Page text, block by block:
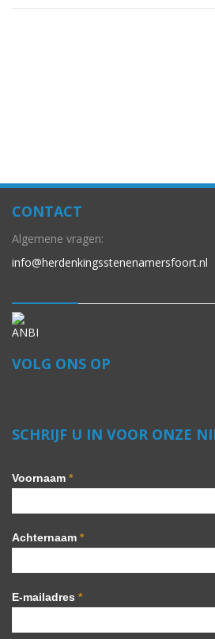
CONTACT
Algemene vragen:
info@herdenkingsstenenamersfoort.nl
VOLG ONS OP
SCHRIJF U IN VOOR ONZE
Voornaam *
Achternaam *
E-mailadres *